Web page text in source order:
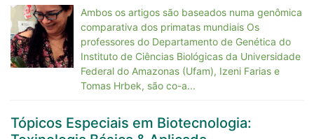
Ambos os artigos são baseados numa genômica
comparativa dos primatas mundiais Os
professores do Departamento de Genética do
Instituto de Ciências Biológicas da Universidade
Federal do Amazonas (Ufam), Izeni Farias e
Tomas Hrbek, são co-a...
Tópicos Especiais em Biotecnologia: